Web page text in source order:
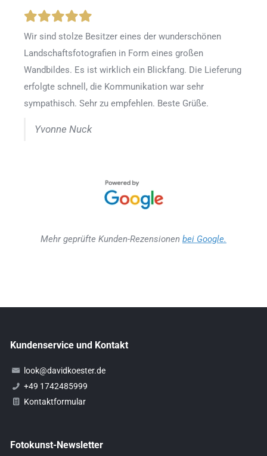
Wir sind stolze Besitzer eines der wunderschönen
Landschaftsfotografien in Form eines großen
Wandbildes. Es ist wirklich ein Blickfang. Die Lieferung
erfolgte schnell, die Kommunikation war sehr
sympathisch. Sehr zu empfehlen. Beste Grüße.
Yvonne Nuck
Mehr geprüfte Kunden-Rezensionen bei Google.
Kundenservice und Kontakt
look@davidkoester.de
+49 1742485999
Kontaktformular
Fotokunst-Newsletter